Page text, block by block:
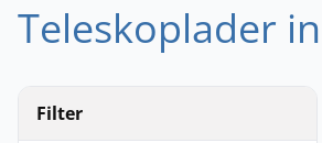
Teleskoplader
Filter